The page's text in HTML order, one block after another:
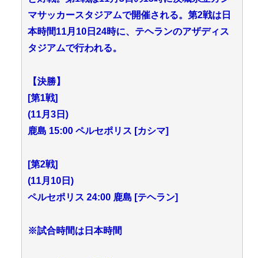
マサッカースタジアムで開催される。第2戦は日
本時間11月10日24時に、テヘランのアザディス
タジアムで行われる。
【決勝】
[第1戦]
(11月3日)
鹿島 15:00 ペルセポリス [カシマ]
[第2戦]
(11月10日)
ペルセポリス 24:00 鹿島 [テヘラン]
※試合時間は日本時間